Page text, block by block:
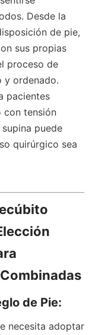
Desde la
de pie,
sus propias
proceso de
y ordenado.
pacientes
con tensión
puede
quirúrgico sea
de Pie:
necesita adoptar